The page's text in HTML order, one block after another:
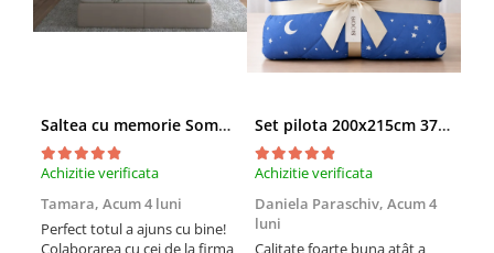
Saltea cu memorie SomnART XXL Memory Plus 160x190, înălțime 25cm, pentru persoane supraponderale, husă Aloe Vera detașabilă, rulată, fermitate mare
Achizitie verificata
Tamara, Acum 4 luni
Perfect totul a ajuns cu bine!
Colaborarea cu cei de la firma
Set pilota 200x215cm 370g cu 2 perne 50x70,albastru- PLT36
Achizitie verificata
Daniela Paraschiv, Acum 4
luni
Calitate foarte buna atât a